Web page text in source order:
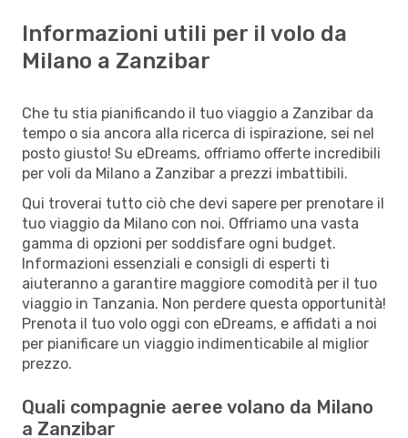
Informazioni utili per il volo da
Milano a Zanzibar
Che tu stia pianificando il tuo viaggio a Zanzibar da
tempo o sia ancora alla ricerca di ispirazione, sei nel
posto giusto! Su eDreams, offriamo offerte incredibili
per voli da Milano a Zanzibar a prezzi imbattibili.
Qui troverai tutto ciò che devi sapere per prenotare il
tuo viaggio da Milano con noi. Offriamo una vasta
gamma di opzioni per soddisfare ogni budget.
Informazioni essenziali e consigli di esperti ti
aiuteranno a garantire maggiore comodità per il tuo
viaggio in Tanzania. Non perdere questa opportunità!
Prenota il tuo volo oggi con eDreams, e affidati a noi
per pianificare un viaggio indimenticabile al miglior
prezzo.
Quali compagnie aeree volano da Milano
a Zanzibar